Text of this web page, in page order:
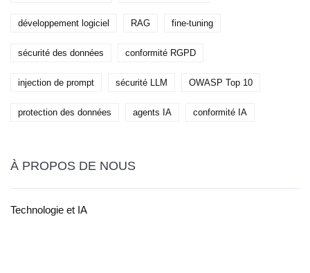
développement logiciel RAG fine-tuning
sécurité des données conformité RGPD
injection de prompt sécurité LLM OWASP Top 10
protection des données agents IA conformité IA
À PROPOS DE NOUS
Technologie et IA